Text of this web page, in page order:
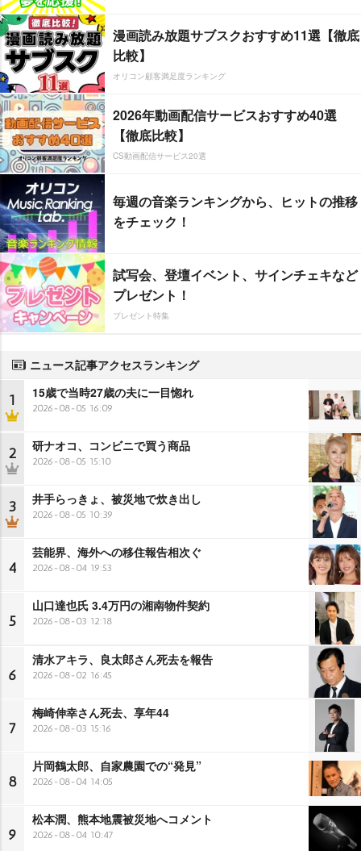
漫画読み放題サブスクおすすめ11選【徹底
比較】
オリコン顧客満足度ランキング
2026年動画配信サービスおすすめ40選
【徹底比較】
CS動画配信サービス20選
毎週の音楽ランキングから、ヒットの推移
をチェック！
試写会、登壇イベント、サインチェキなど
プレゼント！
プレゼント特集
ニュース記事アクセスランキング
1 15歳で当時27歳の夫に一目惚れ
2026-08-05 16:09
2 研ナオコ、コンビニで買う商品
2026-08-05 15:10
3 井手らっきょ、被災地で炊き出し
2026-08-05 10:39
4
芸能界、海外への移住報告相次ぐ
2026-08-04 19:53
5
山口達也氏 3.4万円の湘南物件契約
2026-08-03 12:18
6
清水アキラ、良太郎さん死去を報告
2026-08-02 16:45
7
梅崎伸幸さん死去、享年44
2026-08-03 15:16
8
片岡鶴太郎、自家農園での“発見”
2026-08-04 14:05
9
松本潤、熊本地震被災地へコメント
2026-08-04 10:47